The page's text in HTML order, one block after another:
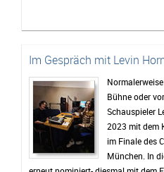
während der Dreharbeiten und
Einblicke hinter die Kulissen des
Filmprojekten, an denen sie derzeit
Im Gespräch mit Levin
Bühne oder
Schauspieler
2023 mit dem
im Finale des
München. In